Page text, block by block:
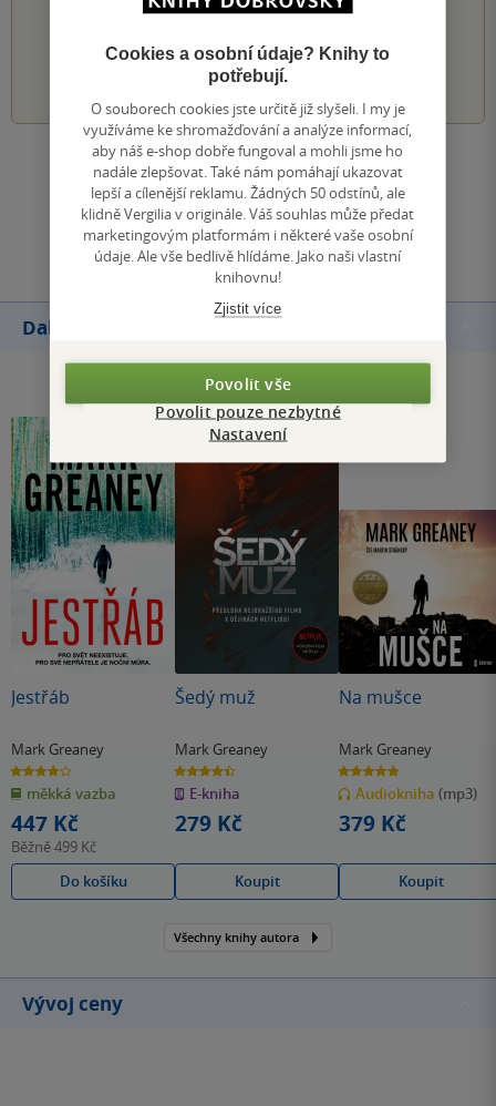
3 4 5
Zobrazit všechna hodnocení
Přidat hodnocení
Další knihy autora
Jestřáb
Mark Greaney
4.0
z
5
hvězdiček
měkká vazba
447 Kč
Běžně499 Kč
Do košíku
Šedý muž
Mark Greaney
4.4
z
5
hvězdiček
E-kniha
279 Kč
Koupit
Na mušce
Mark Greaney
4.8
z
5
hvězdiček
Audiokniha (mp3)
379 Kč
Koupit
Všechny knihy autora
Vývoj ceny
Cookies a osobní údaje? Knihy to
potřebují.
O souborech cookies jste určitě již slyšeli. I my je
využíváme ke shromažďování a analýze informací,
aby náš e-shop dobře fungoval a mohli jsme ho
nadále zlepšovat. Také nám pomáhají ukazovat
lepší a cílenější reklamu. Žádných 50 odstínů, ale
klidně Vergilia v originále. Váš souhlas může předat
marketingovým platformám i některé vaše osobní
údaje. Ale vše bedlivě hlídáme. Jako naši vlastní
knihovnu!
Zjistit více
Povolit vše
Povolit pouze nezbytné
Nastavení